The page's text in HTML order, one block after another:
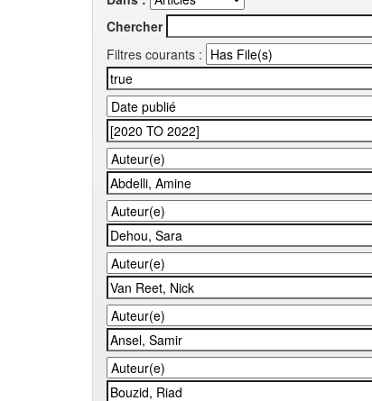
Chercher
Filtres courants :